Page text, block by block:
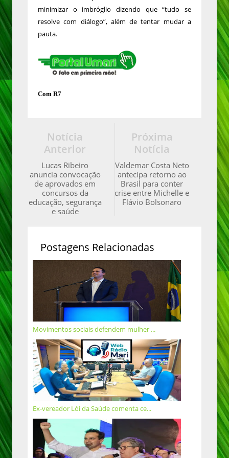
minimizar o imbróglio dizendo que “tudo se
resolve com diálogo”, além de tentar mudar a
pauta.
Com R7
Próxima
Notícia
Valdemar Costa Neto
antecipa retorno ao
Brasil para conter
crise entre Michelle e
Flávio Bolsonaro
Notícia
Anterior
Lucas Ribeiro
anuncia convocação
de aprovados em
concursos da
educação, segurança
e saúde
Postagens Relacionadas
Movimentos sociais defendem mulher ...
Ex-vereador Lói da Saúde comenta ce...